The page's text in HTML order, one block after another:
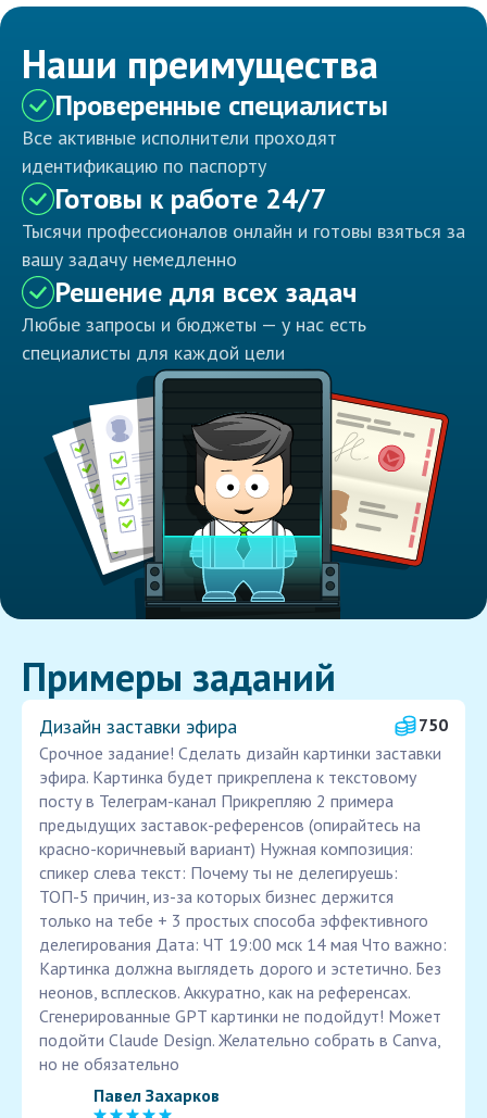
Наши преимущества
Проверенные специалисты
Все активные исполнители проходят
идентификацию по паспорту
Готовы к работе 24/7
Тысячи профессионалов онлайн и готовы взяться за
вашу задачу немедленно
Решение для всех задач
Любые запросы и бюджеты — у нас есть
специалисты для каждой цели
Примеры заданий
Дизайн заставки эфира
750
Срочное задание! Сделать дизайн картинки заставки
эфира. Картинка будет прикреплена к текстовому
посту в Телеграм-канал Прикрепляю 2 примера
предыдущих заставок-референсов (опирайтесь на
красно-коричневый вариант) Нужная композиция:
спикер слева текст: Почему ты не делегируешь:
ТОП-5 причин, из-за которых бизнес держится
только на тебе + 3 простых способа эффективного
делегирования Дата: ЧТ 19:00 мск 14 мая Что важно:
Картинка должна выглядеть дорого и эстетично. Без
неонов, всплесков. Аккуратно, как на референсах.
Сгенерированные GPT картинки не подойдут! Может
подойти Claude Design. Желательно собрать в Canva,
но не обязательно
Павел Захарков